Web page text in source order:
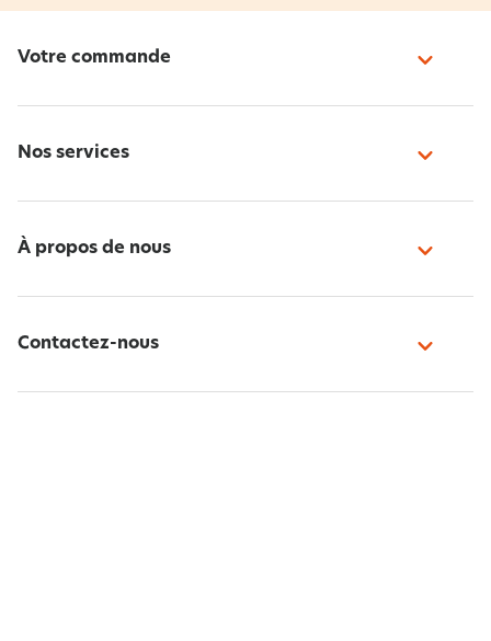
Votre commande
Nos services
À propos de nous
Contactez-nous